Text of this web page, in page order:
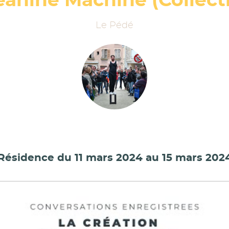
Le Pédé
du 11 mars 2024 au 15 mars